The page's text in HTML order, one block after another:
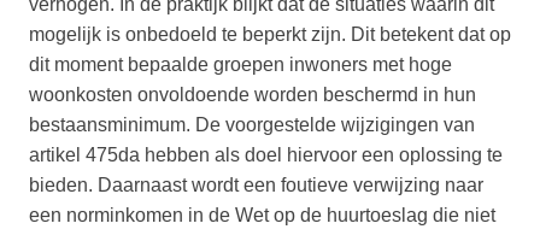
verhogen. In de praktijk blijkt dat de situaties waarin dit
mogelijk is onbedoeld te beperkt zijn. Dit betekent dat op
dit moment bepaalde groepen inwoners met hoge
woonkosten onvoldoende worden beschermd in hun
bestaansminimum. De voorgestelde wijzigingen van
artikel 475da hebben als doel hiervoor een oplossing te
bieden. Daarnaast wordt een foutieve verwijzing naar
een norminkomen in de Wet op de huurtoeslag die niet